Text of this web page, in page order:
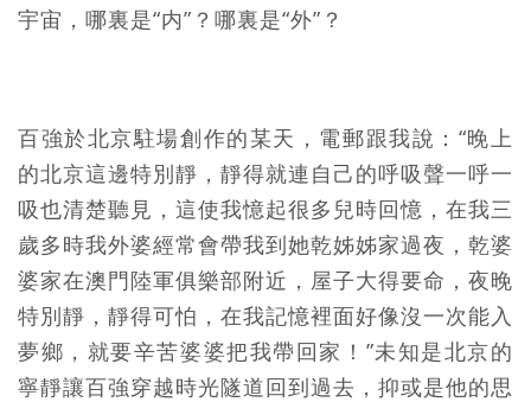
宇宙，哪裏是“内”？哪裏是“外”？
百強於北京駐場創作的某天，電郵跟我說：“晚上
的北京這邊特別靜，靜得就連自己的呼吸聲一呼一
吸也清楚聽見，這使我憶起很多兒時回憶，在我三
歲多時我外婆經常會帶我到她乾姊姊家過夜，乾婆
婆家在澳門陸軍俱樂部附近，屋子大得要命，夜晚
特別靜，靜得可怕，在我記憶裡面好像沒一次能入
夢鄉，就要辛苦婆婆把我帶回家！”未知是北京的
寧靜讓百強穿越時光隧道回到過去，抑或是他的思